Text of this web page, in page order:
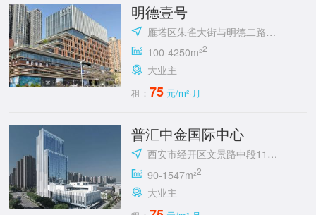
明德壹号
雁塔区朱雀大街与明德二路十字东北角
100-4250m²2
大业主
租：75 元/m²·月
普汇中金国际中心
西安市经开区文景路中段118号
90-1547m²2
大业主